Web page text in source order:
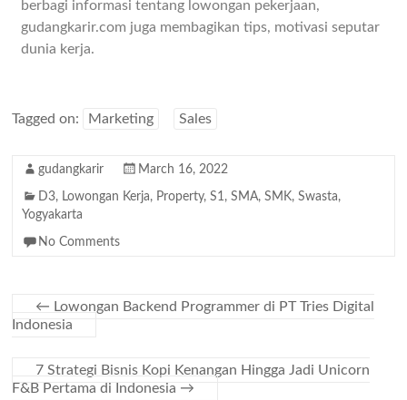
berbagi informasi tentang lowongan pekerjaan,
gudangkarir.com juga membagikan tips, motivasi seputar
dunia kerja.
Tagged on: Marketing Sales
gudangkarir March 16, 2022
D3, Lowongan Kerja, Property,S1,SMA,SMK,Swasta,
Yogyakarta
No Comments
← Lowongan Backend Programmer di PT Tries Digital
Indonesia
7 Strategi Bisnis Kopi Kenangan Hingga Jadi Unicorn
F&B Pertama di Indonesia →